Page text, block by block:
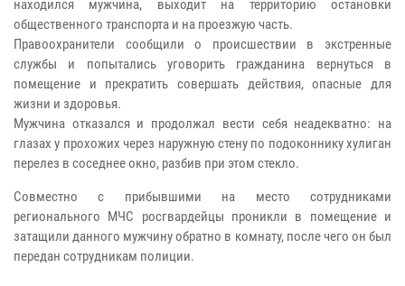
находился мужчина, выходит на территорию остановки
общественного транспорта и на проезжую часть.
Правоохранители сообщили о происшествии в экстренные
службы и попытались уговорить гражданина вернуться в
помещение и прекратить совершать действия, опасные для
жизни и здоровья.
Мужчина отказался и продолжал вести себя неадекватно: на
глазах у прохожих через наружную стену по подоконнику хулиган
перелез в соседнее окно, разбив при этом стекло.
Совместно с прибывшими на место сотрудниками
регионального МЧС росгвардейцы проникли в помещение и
затащили данного мужчину обратно в комнату, после чего он был
передан сотрудникам полиции.